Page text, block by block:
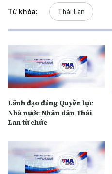
Từ khóa: Thái Lan
Lãnh đạo đảng Quyền lực
Nhà nước Nhân dân Thái
Lan từ chức